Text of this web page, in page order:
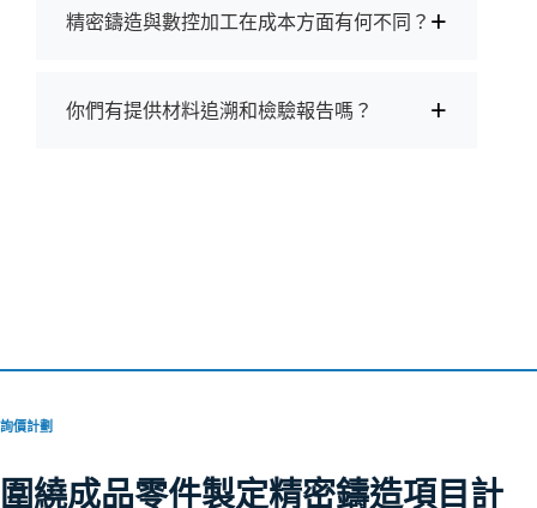
精密鑄造與數控加工在成本方面有何不同？ +
你們有提供材料追溯和檢驗報告嗎？ +
詢價計劃
圍繞成品零件製定精密鑄造項目計